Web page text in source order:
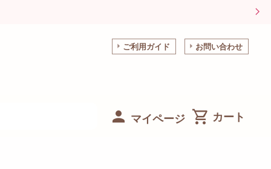
ご利用ガイド お問い合わせ
マイページ